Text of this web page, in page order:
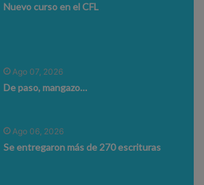
Nuevo curso en el CFL
Ago 07, 2026
De paso, mangazo…
Ago 06, 2026
Se entregaron más de 270 escrituras